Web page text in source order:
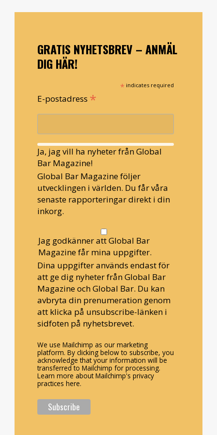
GRATIS NYHETSBREV – ANMÄL
DIG HÄR!
* indicates required
E-postadress *
Ja, jag vill ha nyheter från Global
Bar Magazine!
Global Bar Magazine följer
utvecklingen i världen. Du får våra
senaste rapporteringar direkt i din
inkorg.
Jag godkänner att Global Bar
Magazine får mina uppgifter.
Dina uppgifter används endast för
att ge dig nyheter från Global Bar
Magazine och Global Bar. Du kan
avbryta din prenumeration genom
att klicka på unsubscribe-länken i
sidfoten på nyhetsbrevet.
We use Mailchimp as our marketing
platform. By clicking below to subscribe, you
acknowledge that your information will be
transferred to Mailchimp for processing.
Learn more about Mailchimp's privacy
practices here.